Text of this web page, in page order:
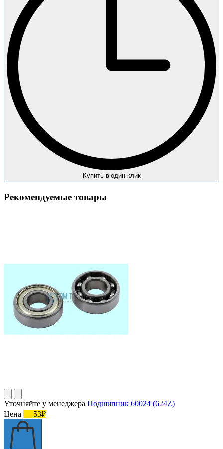
Купить в один клик
Рекомендуемые товары
Уточняйте у менеджера Подшипник 60024 (624Z)
Цена
53₽